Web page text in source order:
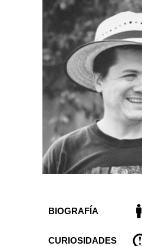
BIOGRAFÍA
CURIOSIDADES